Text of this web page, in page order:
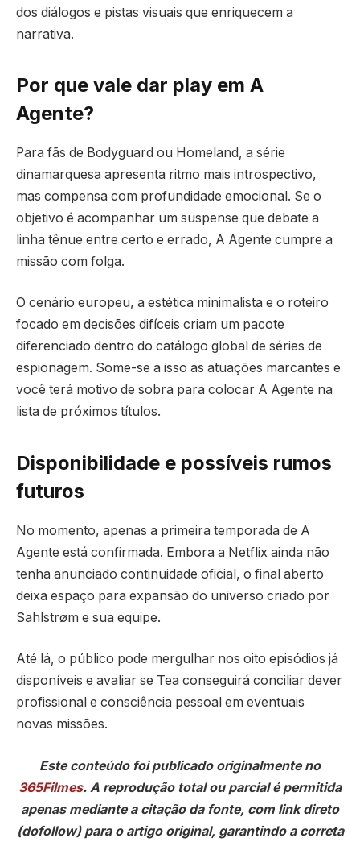
dos diálogos e pistas visuais que enriquecem a
narrativa.
Por que vale dar play em A
Agente?
Para fãs de Bodyguard ou Homeland, a série
dinamarquesa apresenta ritmo mais introspectivo,
mas compensa com profundidade emocional. Se o
objetivo é acompanhar um suspense que debate a
linha tênue entre certo e errado, A Agente cumpre a
missão com folga.
O cenário europeu, a estética minimalista e o roteiro
focado em decisões difíceis criam um pacote
diferenciado dentro do catálogo global de séries de
espionagem. Some-se a isso as atuações marcantes e
você terá motivo de sobra para colocar A Agente na
lista de próximos títulos.
Disponibilidade e possíveis rumos
futuros
No momento, apenas a primeira temporada de A
Agente está confirmada. Embora a Netflix ainda não
tenha anunciado continuidade oficial, o final aberto
deixa espaço para expansão do universo criado por
Sahlstrøm e sua equipe.
Até lá, o público pode mergulhar nos oito episódios já
disponíveis e avaliar se Tea conseguirá conciliar dever
profissional e consciência pessoal em eventuais
novas missões.
Este conteúdo foi publicado originalmente no
365Filmes. A reprodução total ou parcial é permitida
apenas mediante a citação da fonte, com link direto
(dofollow) para o artigo original, garantindo a correta